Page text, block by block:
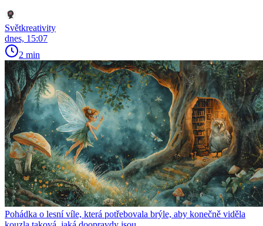
Světkreativity
dnes, 15:07
2 min
Pohádka o lesní víle, která potřebovala brýle, aby konečně viděla